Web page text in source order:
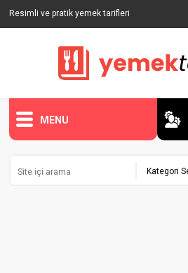
Resimli ve pratik yemek tarifleri
MENU